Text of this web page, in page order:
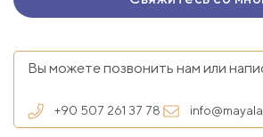
Вы можете позвонить нам или
+90 507 261 37 78